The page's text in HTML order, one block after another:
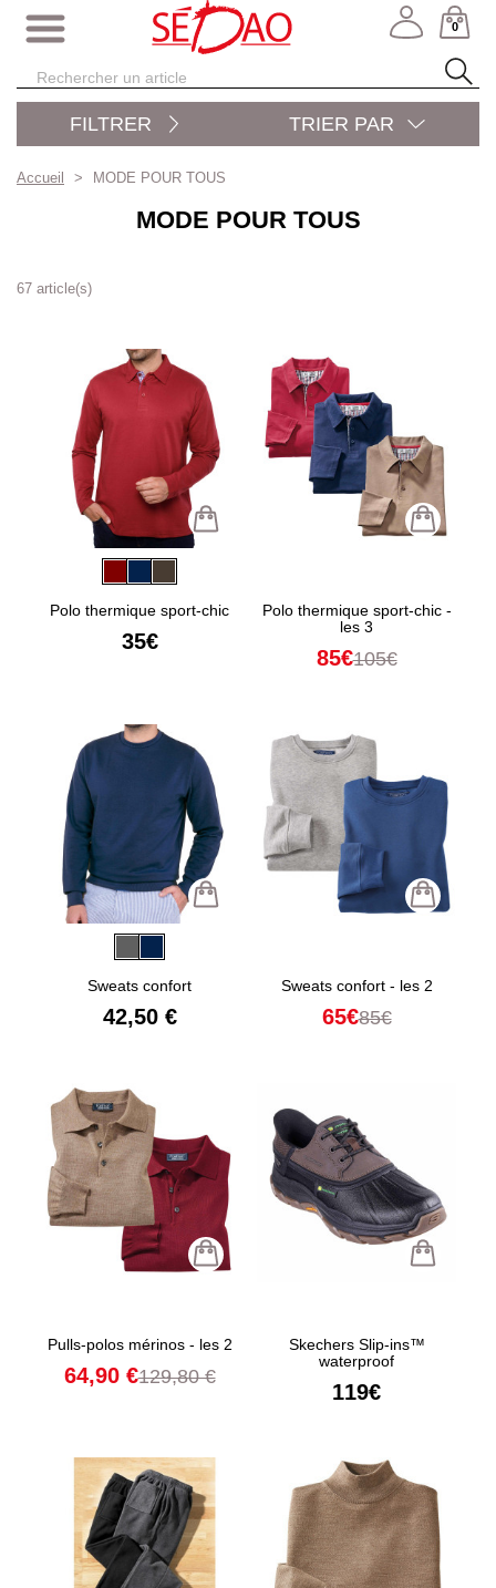
0
FILTRER TRIER PAR
Accueil MODE POUR TOUS
MODE POUR TOUS
67 article(s)
Polo thermique sport-chic
35€
Polo thermique sport-chic -
les 3
85€105€
Sweats confort
42,50 €
Sweats confort - les 2
65€85€
Pulls-polos mérinos - les 2
64,90 €129,80 €
Skechers Slip-ins™
waterproof
119€